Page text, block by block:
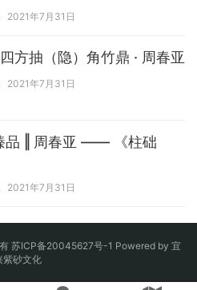
2021年7月31日
方抽（隐）角竹鼎 · 周春亚
2021年7月31日
品 ‖ 周春亚 —— 《柱础
2021年7月31日
苏ICP备20045627号-1 Powered by 宜
紫砂文化